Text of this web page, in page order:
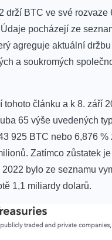
drží BTC ve své rozvaze
pocházejí ze
agreguje aktuální
a soukromých
tohoto článku a k 8. září
65 výše uvedených
925 BTC nebo 6,876 %
Zatímco zůstatek
2022 bylo ze seznamu
1,1 miliardy dolarů.